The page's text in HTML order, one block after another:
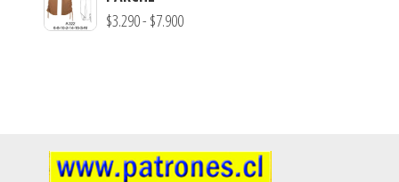
$3.290- $7.900